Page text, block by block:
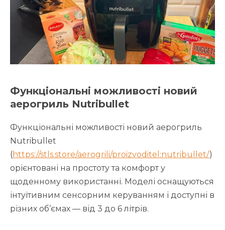
Функціональні можливості новий
аерогриль Nutribullet
Функціональні можливості новий аерогриль
Nutribullet
(https://stls.store/aerogrili/proizvoditel:nutribullet/)
орієнтовані на простоту та комфорт у
щоденному використанні. Моделі оснащуються
інтуїтивним сенсорним керуванням і доступні в
різних об’ємах — від 3 до 6 літрів.